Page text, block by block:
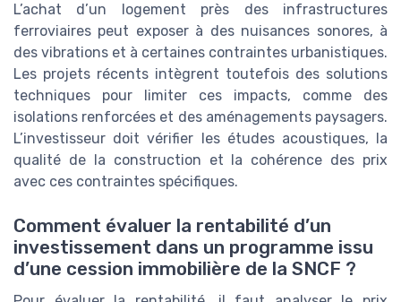
L’achat d’un logement près des infrastructures
ferroviaires peut exposer à des nuisances sonores, à
des vibrations et à certaines contraintes urbanistiques.
Les projets récents intègrent toutefois des solutions
techniques pour limiter ces impacts, comme des
isolations renforcées et des aménagements paysagers.
L’investisseur doit vérifier les études acoustiques, la
qualité de la construction et la cohérence des prix
avec ces contraintes spécifiques.
Comment évaluer la rentabilité d’un
investissement dans un programme issu
d’une cession immobilière de la SNCF ?